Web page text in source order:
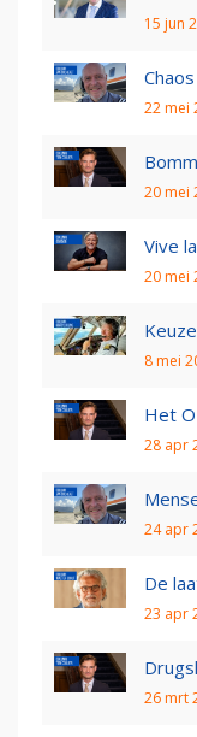
15 jun
22 mei
20 mei
Vive
20 mei
8 mei
Het
28 apr
24 apr
De
23 apr
26 mrt